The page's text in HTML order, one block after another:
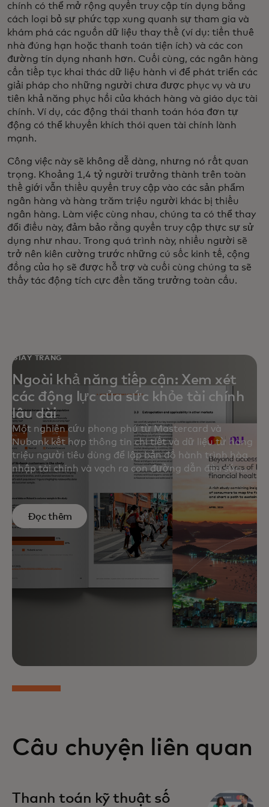
chính có thể mở rộng quyền truy cập tín dụng bằng
cách loại bỏ sự phức tạp xung quanh sự tham gia và
khám phá các nguồn dữ liệu thay thế (ví dụ: tiền thuê
nhà đúng hạn hoặc thanh toán tiện ích) và các con
đường tín dụng nhanh hơn. Cuối cùng, các ngân hàng
cần tiếp tục khai thác dữ liệu hành vi để phát triển các
giải pháp cho những người chưa được phục vụ và ưu
tiên khả năng phục hồi của khách hàng và giáo dục tài
chính. Ví dụ, các động thái thanh toán hóa đơn tự
động có thể khuyến khích thói quen tài chính lành
mạnh.
Công việc này sẽ không dễ dàng, nhưng nó rất quan
trọng. Khoảng 1,4 tỷ người trưởng thành trên toàn
thế giới vẫn thiếu quyền truy cập vào các sản phẩm
ngân hàng và hàng trăm triệu người khác bị thiếu
ngân hàng. Làm việc cùng nhau, chúng ta có thể thay
đổi điều này, đảm bảo rằng quyền truy cập thực sự sử
dụng như nhau. Trong quá trình này, nhiều người sẽ
trở nên kiên cường trước những cú sốc kinh tế, cộng
đồng của họ sẽ được hỗ trợ và cuối cùng chúng ta sẽ
thấy tác động tích cực đến tăng trưởng toàn cầu.
GIẤY TRẮNG
Ngoài khả năng tiếp cận: Xem xét
các động lực của sức khỏe tài chính
lâu dài
Một nghiên cứu phong phú từ Mastercard và
Nubank kết hợp thông tin chi tiết và dữ liệu từ hàng
triệu người tiêu dùng để lập bản đồ hành trình hòa
nhập tài chính và vạch ra con đường dẫn đến sức
khỏe tài chính bền vững.
Đọc thêm
Câu chuyện liên quan
Thanh toán kỹ thuật số